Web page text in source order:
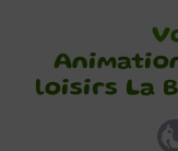
loisirs La